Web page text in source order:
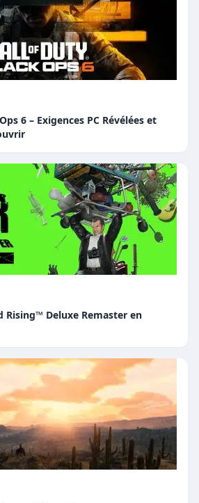
6 – Exigences PC Révélées et
Rising™ Deluxe Remaster en